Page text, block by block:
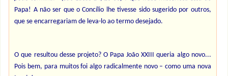
Papa! A não ser que o Concílio lhe tivesse sido sugerido por outros,
que se encarregariam de leva-lo ao termo desejado.
O que resultou desse projeto? O Papa João XXIII queria algo novo...
Pois bem, para muitos foi algo radicalmente novo – como uma nova